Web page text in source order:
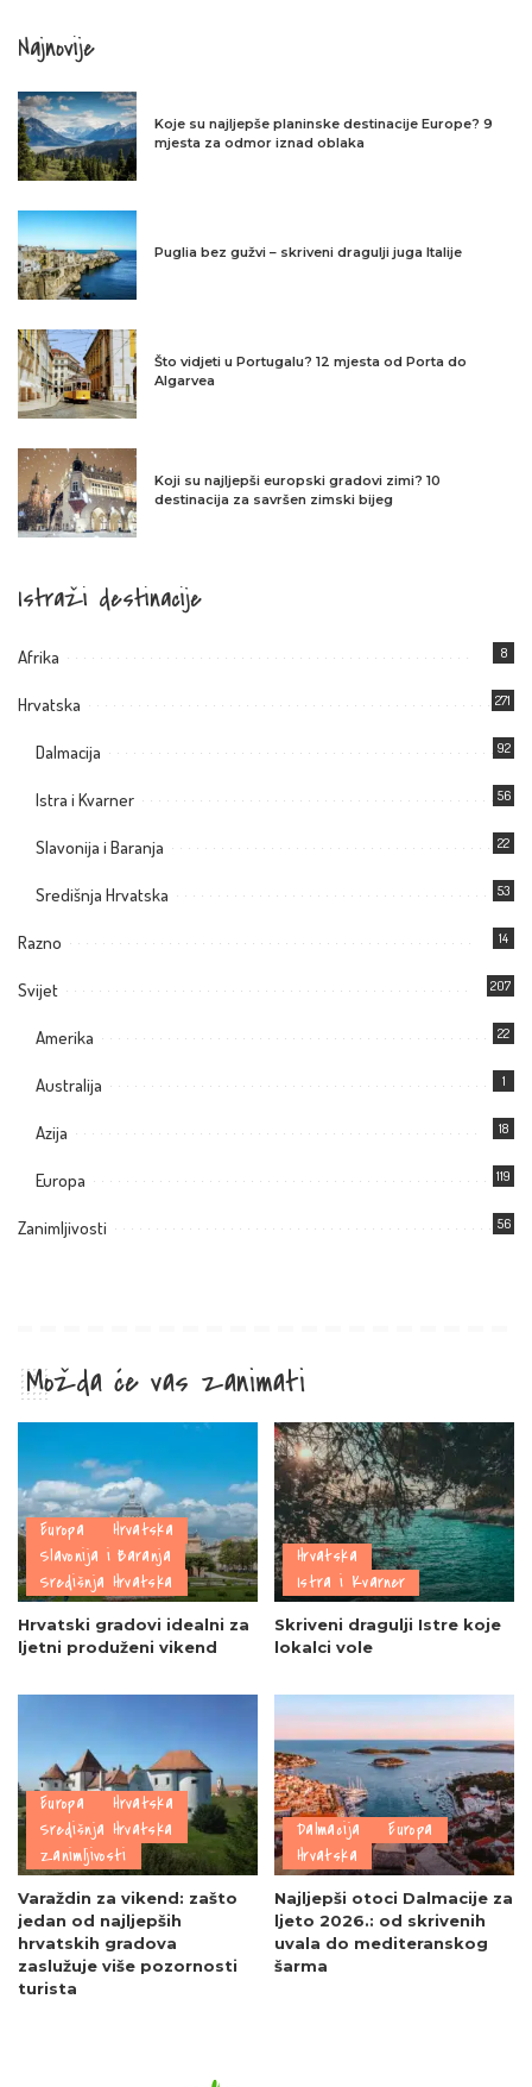
Najnovije
Koje su najljepše planinske destinacije Europe? 9
mjesta za odmor iznad oblaka
Puglia bez gužvi – skriveni dragulji juga Italije
Što vidjeti u Portugalu? 12 mjesta od Porta do
Algarvea
Koji su najljepši europski gradovi zimi? 10
destinacija za savršen zimski bijeg
Istraži destinacije
Afrika 8
Hrvatska 271
Dalmacija 92
Istra i Kvarner 56
Slavonija i Baranja 22
Središnja Hrvatska 53
Razno 14
Svijet 207
Amerika 22
Australija 1
Azija 18
Europa 119
Zanimljivosti 56
Možda će vas zanimati
Europa
Hrvatska
Slavonija i Baranja
Središnja Hrvatska
Hrvatski gradovi idealni za
ljetni produženi vikend
Hrvatska
Istra i Kvarner
Skriveni dragulji Istre koje
lokalci vole
Europa
Hrvatska
Središnja Hrvatska
Zanimljivosti
Varaždin za vikend: zašto
jedan od najljepših
hrvatskih gradova
zaslužuje više pozornosti
turista
Dalmacija
Europa
Hrvatska
Najljepši otoci Dalmacije za
ljeto 2026.: od skrivenih
uvala do mediteranskog
šarma